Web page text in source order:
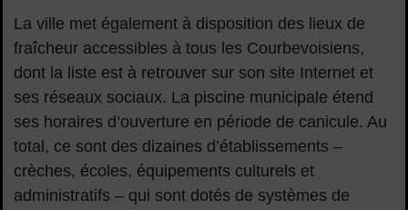
La ville met également à disposition des lieux de
fraîcheur accessibles à tous les Courbevoisiens,
dont la liste est à retrouver sur son site Internet et
ses réseaux sociaux. La piscine municipale étend
ses horaires d’ouverture en période de canicule. Au
total, ce sont des dizaines d’établissements –
crèches, écoles, équipements culturels et
administratifs – qui sont dotés de systèmes de